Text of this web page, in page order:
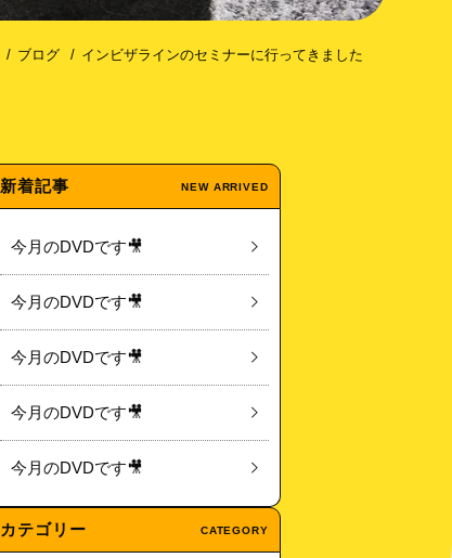
ブログ インビザラインのセミナーに行ってきました
新着記事 NEW ARRIVED
今月のDVDです🎥
今月のDVDです🎥
今月のDVDです🎥
今月のDVDです🎥
今月のDVDです🎥
カテゴリー CATEGORY